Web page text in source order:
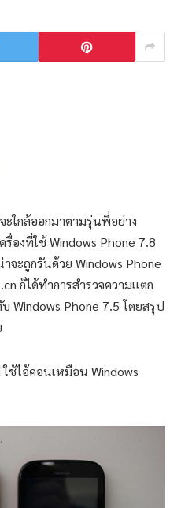
ะใกล้ออกมาตามรุ่นพี่อย่าง
รื่องที่ใช้ Windows Phone 7.8
จะถูกรันด้วย Windows Phone
ก็ได้ทำการสำรวจความเเตก
Windows Phone 7.5 โดยสรุป
ช้ไอ้คอนเหมือน Windows